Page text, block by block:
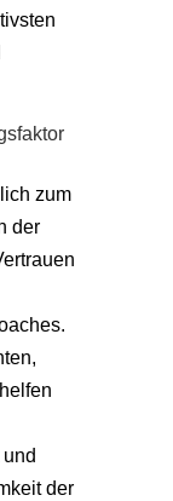
zum
der
der